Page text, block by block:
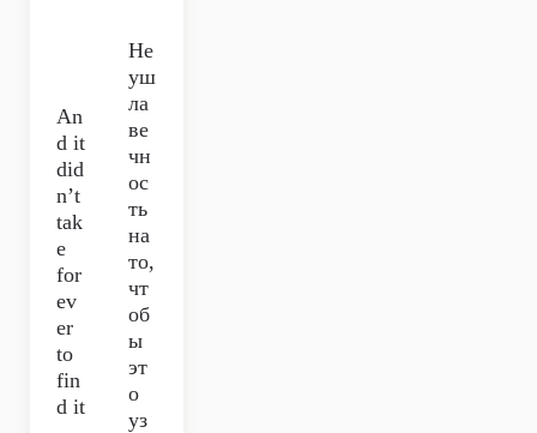
An
d it
did
n’t
tak
e
for
ev
er
to
fin
d it
Не
уш
ла
ве
чн
ос
ть
на
то,
чт
об
ы
эт
о
уз